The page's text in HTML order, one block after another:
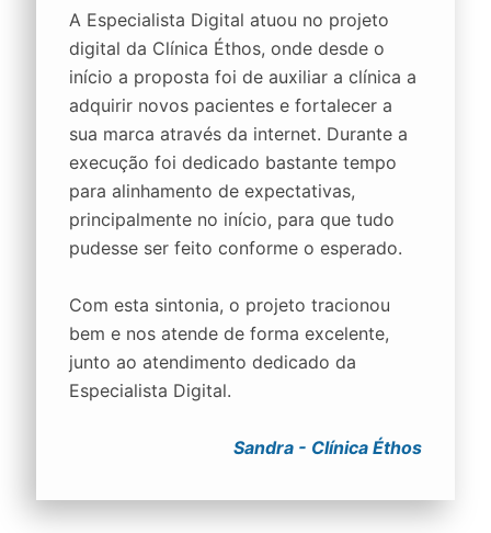
A Especialista Digital atuou no projeto
digital da Clínica Éthos, onde desde o
início a proposta foi de auxiliar a clínica a
adquirir novos pacientes e fortalecer a
sua marca através da internet. Durante a
execução foi dedicado bastante tempo
para alinhamento de expectativas,
principalmente no início, para que tudo
pudesse ser feito conforme o esperado.
Com esta sintonia, o projeto tracionou
bem e nos atende de forma excelente,
junto ao atendimento dedicado da
Especialista Digital.
Sandra - Clínica Éthos